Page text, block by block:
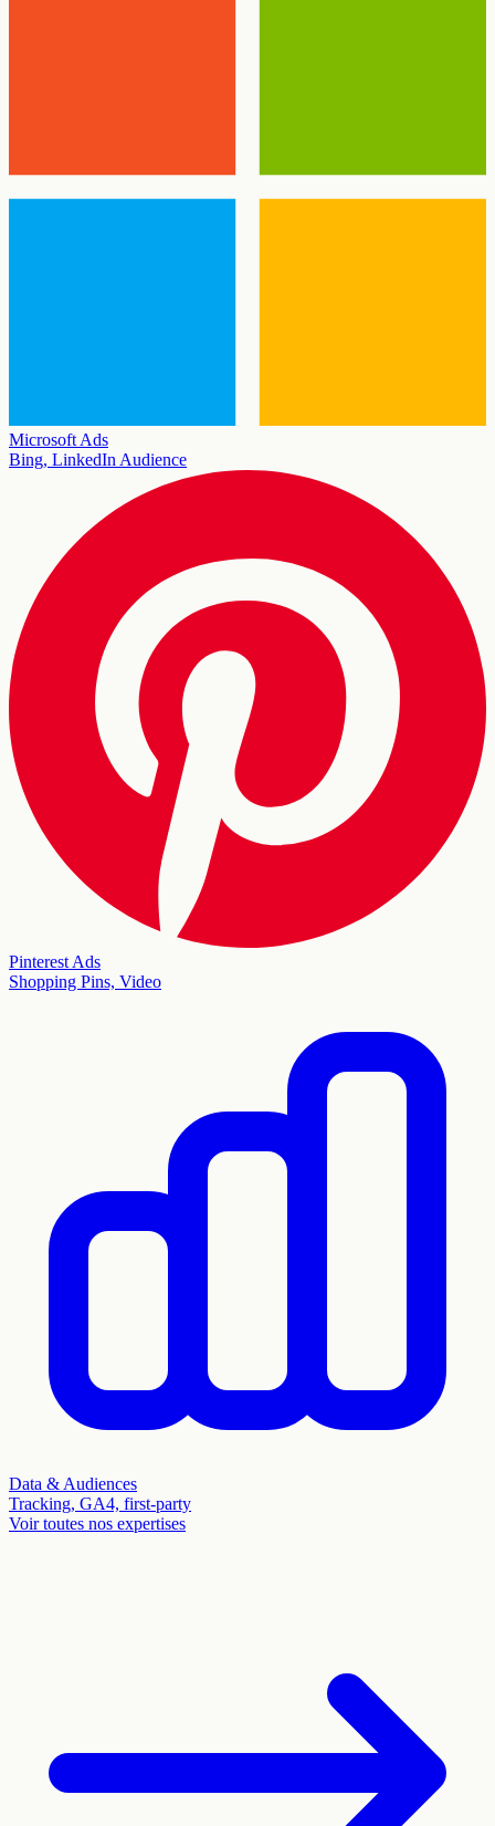
Microsoft Ads
Bing, LinkedIn Audience
Pinterest Ads
Shopping Pins, Video
Data & Audiences
Tracking, GA4, first-party
Voir toutes nos expertises